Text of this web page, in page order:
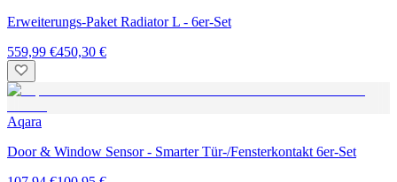
Erweiterungs-Paket Radiator L - 6er-Set
559,99 €450,30 €
Aqara
Door & Window Sensor - Smarter Tür-/Fensterkontakt 6er-Set